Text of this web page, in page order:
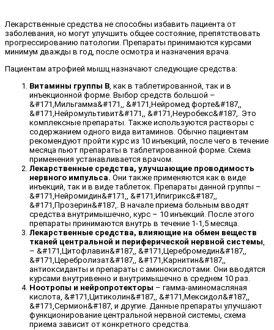
Лекарственные средства не способны избавить пациента от
заболевания, но могут улучшить общее состояние, препятствовать
прогрессированию патологии. Препараты принимаются курсами
минимум дважды в год, после осмотра и назначения врача.
Пациентам атрофией мышц назначают следующие средства:
Витамины группы В, как в таблетированной, так и в
инъекционной форме. Выбор средств большой –
&#171,Мильгамма&#171,, &#171,Нейромед форте&#187,,
&#171,Нейромультивит&#171,, &#171,Неуробекс&#187,. Это
комплексные препараты. Также используются растворы с
содержанием одного вида витаминов. Обычно пациентам
рекомендуют пройти курс из 10 инъекций, после чего в течение
месяца пьют препараты в таблетированной форме. Схема
применения устанавливается врачом.
Лекарственные средства, улучшающие проводимость
нервного импульса. Они также применяются как в виде
инъекций, так и в виде таблеток. Препараты данной группы –
&#171,Нейромидин&#171,, &#171,Ипигрикс&#187,,
&#171,Прозерин&#187,. В начале приема больным вводят
средства внутримышечно, курс – 10 инъекций. После этого
препараты принимаются внутрь в течение 1-1,5 месяца.
Лекарственные средства, влияющие на обмен веществ
тканей центральной и периферической нервной системы,
– &#171,Цитофлавин&#187,, &#171,Церебромедин&#187,,
&#171,Церебролизат&#187,, &#171,Карнитин&#187,,
антиоксиданты и препараты с аминокислотами. Они вводятся
курсами внутривенно и внутримышечно в среднем 10 раз.
Ноотропы и нейропротекторы – гамма-аминомасляная
кислота, &#171,Цитиколин&#187,, &#171,Мексидол&#187,,
&#171,Сермион&#187, и другие. Данные препараты улучшают
функционирование центральной нервной системы, схема
приема зависит от конкретного средства.